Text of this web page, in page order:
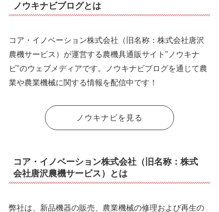
ノウキナビブログとは
コア・イノベーション株式会社（旧名称：株式会社唐沢
農機サービス）が運営する農機具通販サイト"ノウキナ
ビ"のウェブメディアです。ノウキナビブログを通じて農
業や農業機械に関する情報を配信中です！
ノウキナビを見る
コア・イノベーション株式会社（旧名称：株式
会社唐沢農機サービス）とは
弊社は、新品機器の販売、農業機械の修理および再生の